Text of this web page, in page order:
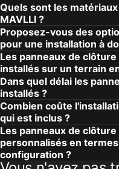
Quels sont les
MAVLLI ?
Proposez-vous des
pour une installation à
Les panneaux de
installés sur un terrain
Dans quel délai les
installés ?
Combien coûte
qui est inclus ?
Les panneaux de
personnalisés en
configuration ?